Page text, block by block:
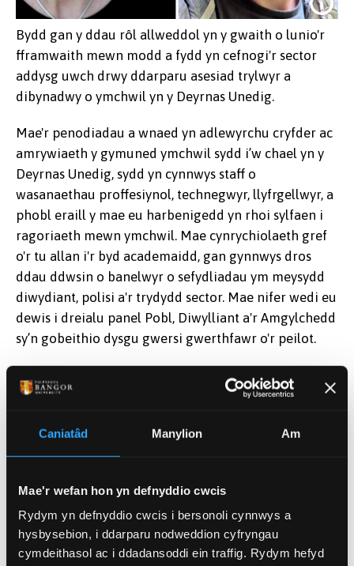
Caniatâd Manylion Am
Mae'r wefan hon yn defnyddio cwcis
Rydym yn defnyddio cwcis i bersonoli cynnwys a
hysbysebion, i ddarparu nodweddion cyfryngau
cymdeithasol ac i ddadansoddi ein traffig. Rydym hefyd
Yr Athro Zoë Skoulding (chwith), Dr
Aled Llion Jones
Bydd gan y ddau rôl allweddol yn y gwaith o lunio'r
fframwaith mewn modd a fydd yn cefnogi'r sector
addysg uwch drwy ddarparu asesiad trylwyr a
dibynadwy o ymchwil yn y Deyrnas Unedig.
Mae'r penodiadau a wnaed yn adlewyrchu cryfder ac
amrywiaeth y gymuned ymchwil sydd i’w chael yn y
Deyrnas Unedig, sydd yn cynnwys staff o
wasanaethau proffesiynol, technegwyr, llyfrgellwyr, a
phobl eraill y mae eu harbenigedd yn rhoi sylfaen i
ragoriaeth mewn ymchwil. Mae cynrychiolaeth gref
o'r tu allan i'r byd academaidd, gan gynnwys dros
ddau ddwsin o banelwyr o sefydliadau ym meysydd
diwydiant, polisi a'r trydydd sector. Mae nifer wedi eu
dewis i dreialu panel Pobl, Diwylliant a'r Amgylchedd
sy’n gobeithio dysgu gwersi gwerthfawr o'r peilot.
Am y tro cyntaf, penodwyd aelodau’r paneli drwy
broses ymgeisio agored, yn hytrach na thrwy
rhwystrau a denu cronfa ehangach a mwy cynhwysol
o ymgeiswyr. Cynlluniwyd y dull hwn mewn
Ymgynghorol Pobl ac Amrywiaeth Fframwaith
Rhagoriaeth Ymchwil 2029, gan helpu i sicrhau bod y
paneli’n ennyn ymddiriedaeth a hyder eu priod
gymunedau ymchwil.